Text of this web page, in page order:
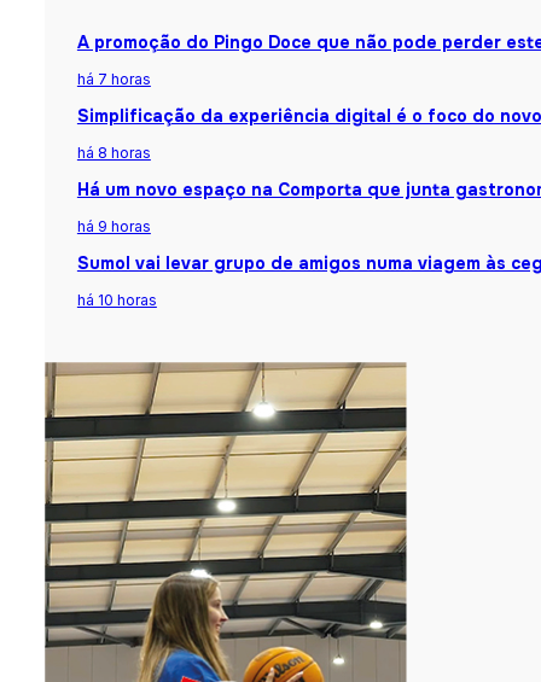
A promoção do Pingo Doce que não pode perder
há 7 horas
Simplificação da experiência digital é o foco do
há 8 horas
Há um novo espaço na Comporta que junta
há 9 horas
Sumol vai levar grupo de amigos numa viagem às
há 10 horas